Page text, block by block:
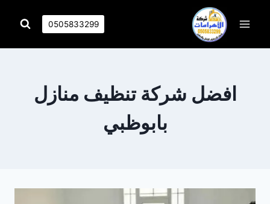
0505833299
افضل شركة تنظيف منازل
بابوظبي